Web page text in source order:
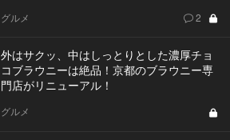
グルメ 2
外はサクッ、中はしっとりとした濃厚チョ
コブラウニーは絶品！京都のブラウニー専
門店がリニューアル！
グルメ